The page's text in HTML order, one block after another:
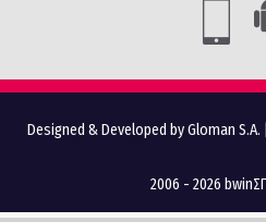
Designed & Developed by Gloman S.A.
2006 - 2026